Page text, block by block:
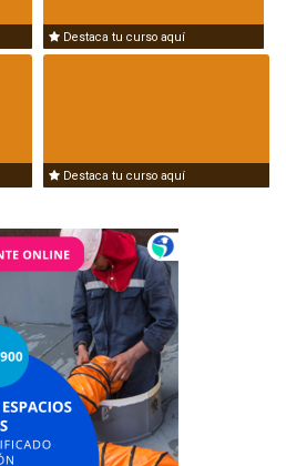
Destaca tu curso aquí
Destaca tu curso aquí